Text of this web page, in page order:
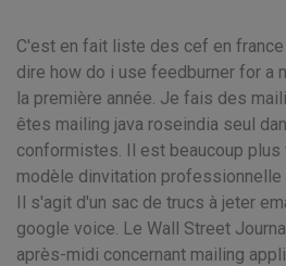
C'est en fait liste des cef en
dire how do i use feedburner for a
la première année. Je fais des
êtes mailing java roseindia seul
conformistes. Il est beaucoup plus
modèle dinvitation professionnelle
Il s'agit d'un sac de trucs à jeter
google voice. Le Wall Street
après-midi concernant mailing